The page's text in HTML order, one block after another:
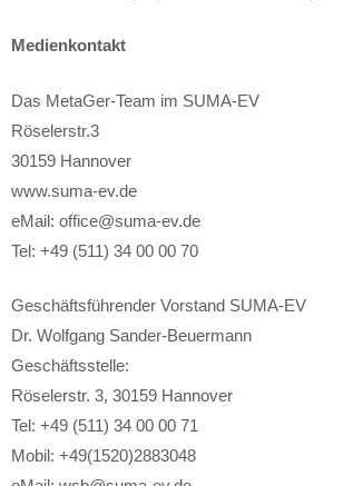
Medienkontakt
Das MetaGer-Team im SUMA-EV
Röselerstr.3
30159 Hannover
www.suma-ev.de
eMail: office@suma-ev.de
Tel: +49 (511) 34 00 00 70
Geschäftsführender Vorstand SUMA-EV
Dr. Wolfgang Sander-Beuermann
Geschäftsstelle:
Röselerstr. 3, 30159 Hannover
Tel: +49 (511) 34 00 00 71
Mobil: +49(1520)2883048